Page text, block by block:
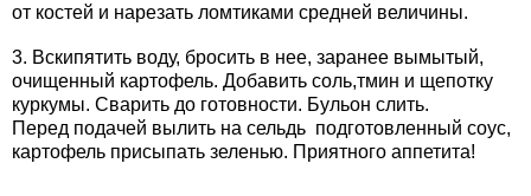
от костей и нарезать ломтиками средней величины.
3. Вскипятить воду, бросить в нее, заранее вымытый,
очищенный картофель. Добавить соль,тмин и щепотку
куркумы. Сварить до готовности. Бульон слить.
Перед подачей вылить на сельдь подготовленный соус,
картофель присыпать зеленью. Приятного аппетита!